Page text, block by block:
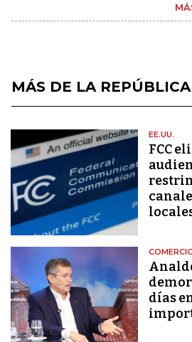
MÁS DE LA REPÚBLICA
EE.UU.
FCC
días